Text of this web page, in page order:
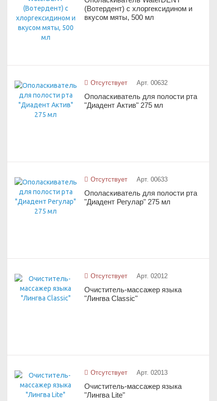
(Вотердент) с хлоргексидином и
вкусом мяты, 500 мл
Отсутствует Арт. 00632
Ополаскиватель для полости рта
"Диадент Актив" 275 мл
Отсутствует Арт. 00633
Ополаскиватель для полости рта
"Диадент Регулар" 275 мл
Отсутствует Арт. 02012
Очиститель-массажер языка
"Лингва Classic"
Отсутствует Арт. 02013
Очиститель-массажер языка
"Лингва Lite"